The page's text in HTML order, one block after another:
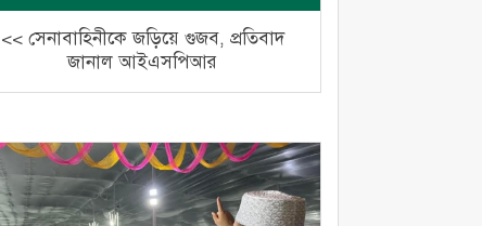
<< সেনাবাহিনীকে জড়িয়ে গুজব, প্রতিবাদ
জানাল আইএসপিআর